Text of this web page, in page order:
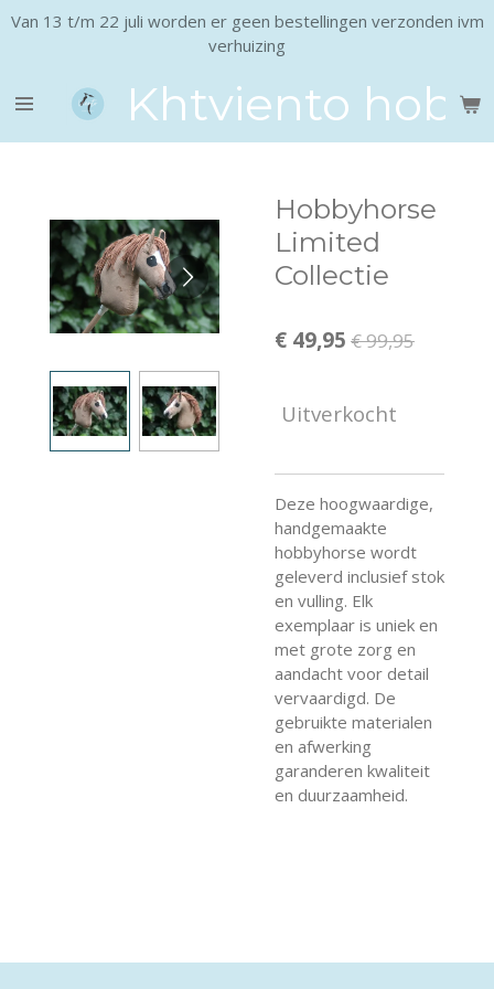
Ga
de
hoofdinhoud
Khtviento
Van 13 t/m 22 juli worden er geen bestellingen verzonden ivm
verhuizing
Hobbyhorse
Limited
Collectie
€ 49,95 € 99,95
Uitverkocht
Deze hoogwaardige,
handgemaakte
hobbyhorse wordt
geleverd inclusief stok
en vulling. Elk
exemplaar is uniek en
met grote zorg en
aandacht voor detail
vervaardigd. De
gebruikte materialen
en afwerking
garanderen kwaliteit
en duurzaamheid.